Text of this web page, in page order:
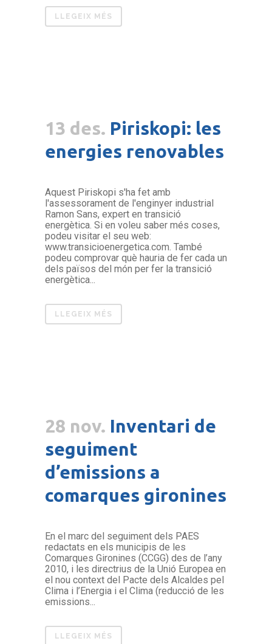
LLEGEIX MÉS
13 des. Piriskopi: les
energies renovables
Aquest Piriskopi s'ha fet amb
l'assessorament de l'enginyer industrial
Ramon Sans, expert en transició
energètica. Si en voleu saber més coses,
podeu visitar el seu web:
www.transicioenergetica.com. També
podeu comprovar què hauria de fer cada un
dels països del món per fer la transició
energètica...
LLEGEIX MÉS
28 nov. Inventari de
seguiment
d’emissions a
comarques gironines
En el marc del seguiment dels PAES
redactats en els municipis de les
Comarques Gironines (CCGG) des de l’any
2010, i les directrius de la Unió Europea en
el nou context del Pacte dels Alcaldes pel
Clima i l’Energia i el Clima (reducció de les
emissions...
LLEGEIX MÉS